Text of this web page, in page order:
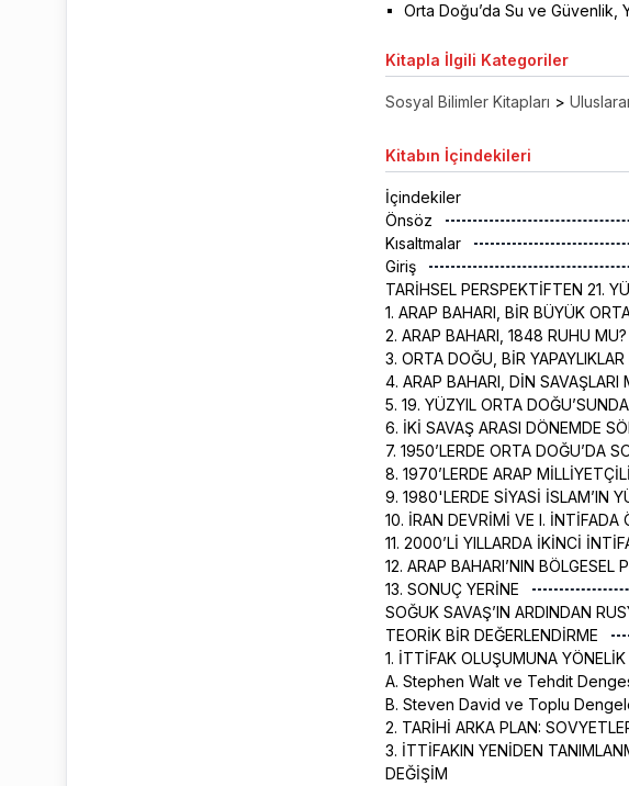
Orta Doğu’da Su ve Güvenlik,
Kitapla İlgili Kategoriler
Sosyal Bilimler Kitapları >
Kitabın İçindekileri
İçindekiler
Önsöz
Kısaltmalar
Giriş
TARİHSEL PERSPEKTİFTEN 21.
1. ARAP BAHARI, BİR BÜYÜK
2. ARAP BAHARI, 1848 RUHU MU?
3. ORTA DOĞU, BİR YAPAYLIKLAR
4. ARAP BAHARI, DİN SAVAŞLARI
5. 19. YÜZYIL ORTA
6. İKİ SAVAŞ ARASI DÖNEMDE
7. 1950’LERDE ORTA DOĞU’DA
8. 1970’LERDE ARAP
9. 1980'LERDE SİYASİ İSLAM’IN
10. İRAN DEVRİMİ VE I. İNTİFADA
11. 2000’Lİ YILLARDA İKİNCİ
12. ARAP BAHARI’NIN BÖLGESEL
13. SONUÇ YERİNE
SOĞUK SAVAŞ’IN ARDINDAN
TEORİK BİR DEĞERLENDİRME
1. İTTİFAK OLUŞUMUNA
A. Stephen Walt ve Tehdit
B. Steven David ve Toplu
2. TARİHİ ARKA PLAN:
3. İTTİFAKIN YENİDEN
DEĞİŞİM